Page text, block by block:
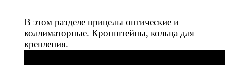
В этом разделе прицелы оптические и
коллиматорные. Кронштейны, кольца для
крепления.